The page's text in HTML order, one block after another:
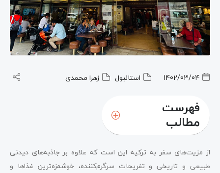
1402/03/04 استانبول زهرا محمدی
فهرست
مطالب
از مزیت‌های سفر به ترکیه این است که علاوه بر جاذبه‌های دیدنی
طبیعی و تاریخی و تفریحات سرگرم‌کننده، خوشمزه‌ترین غذاها و